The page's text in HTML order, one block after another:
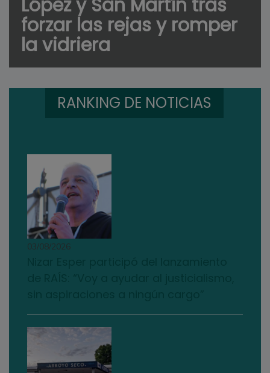
López y San Martín tras
forzar las rejas y romper
la vidriera
RANKING DE NOTICIAS
03/08/2026